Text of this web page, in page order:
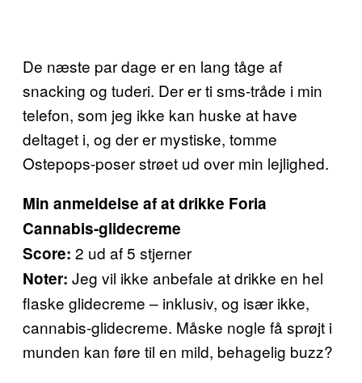
De næste par dage er en lang tåge af
snacking og tuderi. Der er ti sms-tråde i min
telefon, som jeg ikke kan huske at have
deltaget i, og der er mystiske, tomme
Ostepops-poser strøet ud over min lejlighed.
Min anmeldelse af at drikke Foria
Cannabis-glidecreme
Score: 2 ud af 5 stjerner
Noter: Jeg vil ikke anbefale at drikke en hel
flaske glidecreme – inklusiv, og især ikke,
cannabis-glidecreme. Måske nogle få sprøjt i
munden kan føre til en mild, behagelig buzz?